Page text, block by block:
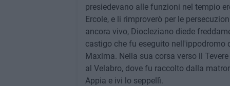
presiedevano alle funzioni nel tempio
Ercole, e li rimproverò per le
ancora vivo, Diocleziano diede
castigo che fu eseguito nell'ippodromo
Maxima. Nella sua corsa verso il
al Velabro, dove fu raccolto dalla
Appia e ivi lo seppellì.